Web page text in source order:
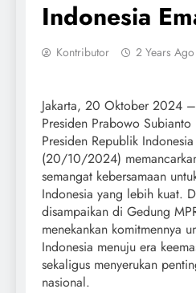
Indonesia
Kontributor 2 Years Ago
Jakarta, 20 Oktober 2024
Presiden Prabowo
Presiden Republik
(20/10/2024)
semangat kebersamaan
Indonesia yang lebih kuat.
disampaikan di Gedung
menekankan komitmennya
Indonesia menuju era
sekaligus menyerukan
nasional.